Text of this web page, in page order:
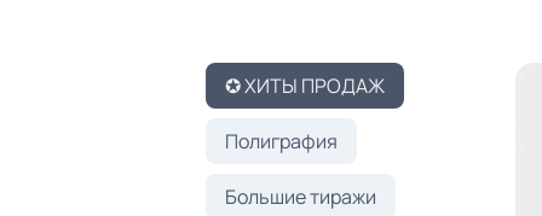
✪ ХИТЫ ПРОДАЖ
Полиграфия
Большие тиражи